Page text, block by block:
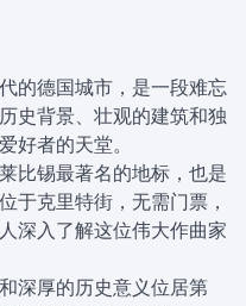
的德国城市，是一段难忘
史背景、壮观的建筑和独
好者的天堂。
比锡最著名的地标，也是
于克里特街，无需门票，
深入了解这位伟大作曲家
深厚的历史意义位居第